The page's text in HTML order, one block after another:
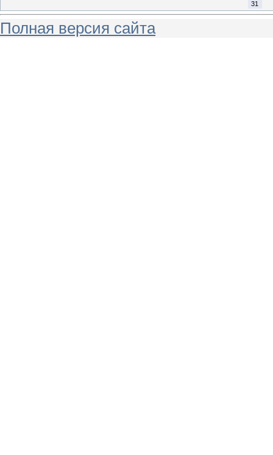
31
Полная версия сайта